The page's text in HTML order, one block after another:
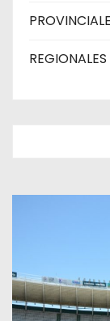
REGIONALES